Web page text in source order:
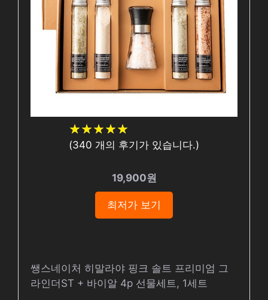
★★★★★
★★★★★
(340 개의 후기가 있습니다.)
19,900원
최저가 보기
쌩스네이처 히말라야 핑크 솔트 프리미엄 그
라인더ST + 바이알 4p 선물세트, 1세트